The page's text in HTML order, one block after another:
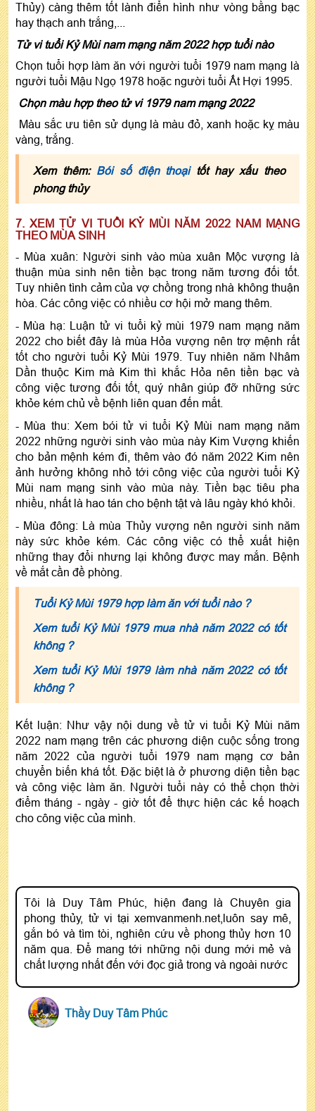
Thủy) càng thêm tốt lành điển hình như vòng bằng bạc
hay thạch anh trắng,...
Tử vi tuổi Kỷ Mùi nam mạng năm 2022 hợp tuổi nào
Chọn tuổi hợp làm ăn với người tuổi 1979 nam mạng là
người tuổi Mậu Ngọ 1978 hoặc người tuổi Ất Hợi 1995.
Chọn màu hợp theo tử vi 1979 nam mạng 2022
Màu sắc ưu tiên sử dụng là màu đỏ, xanh hoặc kỵ màu
vàng, trắng.
Xem thêm: Bói số điện thoạitốt hay xấu theo
phong thủy
7. XEM TỬ VI TUỔI KỶ MÙI NĂM 2022 NAM MẠNG
THEO MÙA SINH
- Mùa xuân: Người sinh vào mùa xuân Mộc vượng là
thuận mùa sinh nên tiền bạc trong năm tương đối tốt.
Tuy nhiên tình cảm của vợ chồng trong nhà không thuận
hòa. Các công việc có nhiều cơ hội mở mang thêm.
- Mùa hạ: Luận tử vi tuổi kỷ mùi 1979 nam mạng năm
2022 cho biết đây là mùa Hỏa vượng nên trợ mệnh rất
tốt cho người tuổi Kỷ Mùi 1979. Tuy nhiên năm Nhâm
Dần thuộc Kim mà Kim thì khắc Hỏa nên tiền bạc và
công việc tương đối tốt, quý nhân giúp đỡ những sức
khỏe kém chủ về bệnh liên quan đến mắt.
- Mùa thu: Xem bói tử vi tuổi Kỷ Mùi nam mạng năm
2022 những người sinh vào mùa này Kim Vượng khiến
cho bản mệnh kém đi, thêm vào đó năm 2022 Kim nên
ảnh hưởng không nhỏ tới công việc của người tuổi Kỷ
Mùi nam mạng sinh vào mùa này. Tiền bạc tiêu pha
nhiều, nhất là hao tán cho bệnh tật và lâu ngày khó khỏi.
- Mùa đông: Là mùa Thủy vượng nên người sinh năm
này sức khỏe kém. Các công việc có thể xuất hiện
những thay đổi nhưng lại không được may mắn. Bệnh
về mắt cần đề phòng.
Tuổi Kỷ Mùi 1979 hợp làm ăn với tuổi nào ?
Xem tuổi Kỷ Mùi 1979 mua nhà năm 2022 có tốt
không ?
Xem tuổi Kỷ Mùi 1979 làm nhà năm 2022 có tốt
không ?
Kết luận: Như vậy nội dung về tử vi tuổi Kỷ Mùi năm
2022 nam mạng trên các phương diện cuộc sống trong
năm 2022 của người tuổi 1979 nam mạng cơ bản
chuyển biến khá tốt. Đặc biệt là ở phương diện tiền bạc
và công việc làm ăn. Người tuổi này có thể chọn thời
điểm tháng - ngày - giờ tốt để thực hiện các kế hoạch
cho công việc của mình.
Tôi là Duy Tâm Phúc, hiện đang là Chuyên gia
phong thủy, tử vi tại xemvanmenh.net,luôn say mê,
gắn bó và tìm tòi, nghiên cứu về phong thủy hơn 10
năm qua. Để mang tới những nội dung mới mẻ và
chất lượng nhất đến với đọc giả trong và ngoài nước
Thầy Duy Tâm Phúc